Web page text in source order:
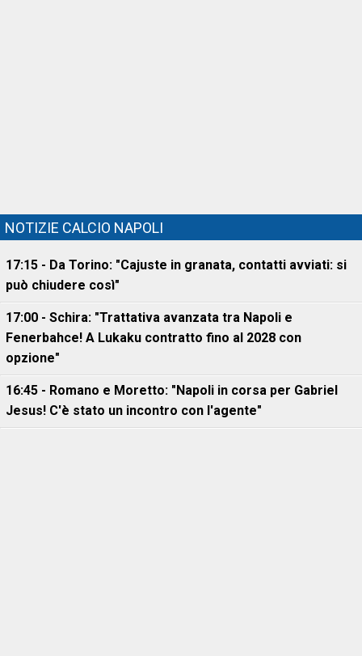
NOTIZIE CALCIO NAPOLI
17:15 - Da Torino: "Cajuste in granata, contatti avviati: si
può chiudere così"
17:00 - Schira: "Trattativa avanzata tra Napoli e
Fenerbahce! A Lukaku contratto fino al 2028 con
opzione"
16:45 - Romano e Moretto: "Napoli in corsa per Gabriel
Jesus! C'è stato un incontro con l'agente"